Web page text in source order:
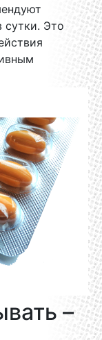
сутки. Это
–